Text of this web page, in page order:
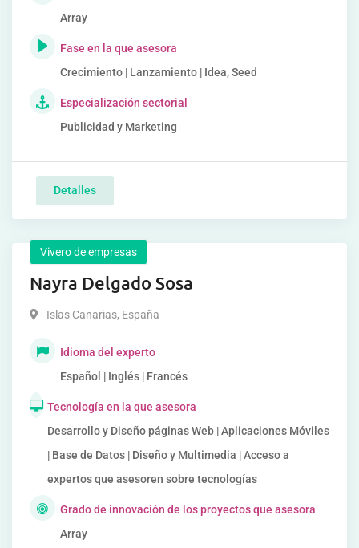
Array
Fase en la que asesora
Crecimiento | Lanzamiento | Idea, Seed
Especialización sectorial
Publicidad y Marketing
Detalles
Vivero de empresas
Nayra Delgado Sosa
Islas Canarias, España
Idioma del experto
Español | Inglés | Francés
Tecnología en la que asesora
Desarrollo y Diseño páginas Web | Aplicaciones Móviles
| Base de Datos | Diseño y Multimedia | Acceso a
expertos que asesoren sobre tecnologías
Grado de innovación de los proyectos que asesora
Array